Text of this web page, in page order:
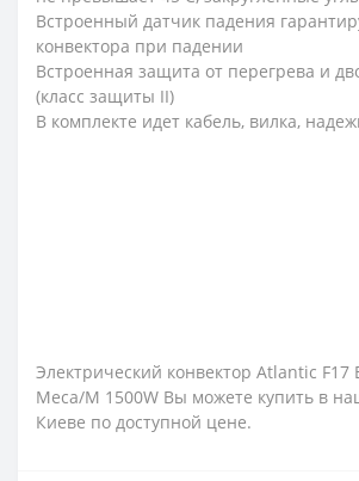
Встроенный датчик падения
конвектора при падении
Встроенная защита от перегрева и
(класс защиты II)
В комплекте идет кабель, вилка,
Электрический конвектор Atlantic F17
Meca/M 1500W Вы можете купить в
Киеве по доступной цене.